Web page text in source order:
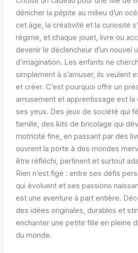
dénicher la pépite au milieu d’un
cet âge, la créativité et la curiosité
régime, et chaque jouet, livre ou
devenir le déclencheur d’un nouvel
d’imagination. Les enfants ne
simplement à s’amuser, ils veulent
et créer. C’est pourquoi offrir un
amusement et apprentissage est la
ses yeux. Des jeux de société qui
famille, des kits de bricolage qui
motricité fine, en passant par des
ouvrent la porte à des mondes
être réfléchi, pertinent et surtout
Rien n’est figé : entre ses défis
qui évoluent et ses passions
est une aventure à part entière.
des idées originales, durables et
enchanter une petite fille en pleine
du monde.